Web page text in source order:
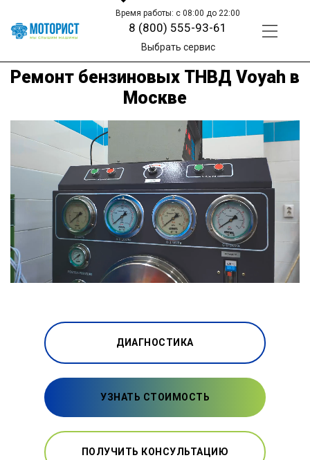
Время работы: с 08:00 до 22:00
8 (800) 555-93-61
Выбрать сервис
Ремонт бензиновых ТНВД Voyah в
Москве
ДИАГНОСТИКА
УЗНАТЬ СТОИМОСТЬ
ПОЛУЧИТЬ КОНСУЛЬТАЦИЮ